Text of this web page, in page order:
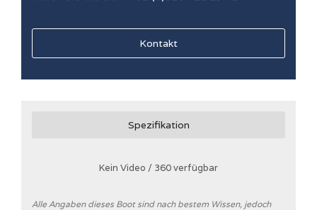
Kontakt
Spezifikation
Kein Video / 360 verfügbar
Alle Angaben dieses Boot sind nach bestem Wissen, jedoch